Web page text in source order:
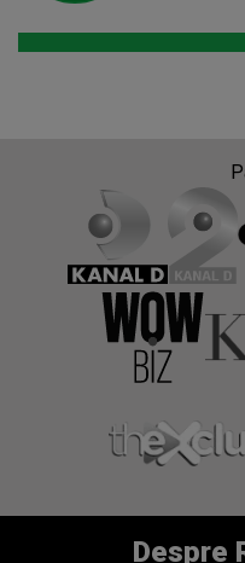
Despre